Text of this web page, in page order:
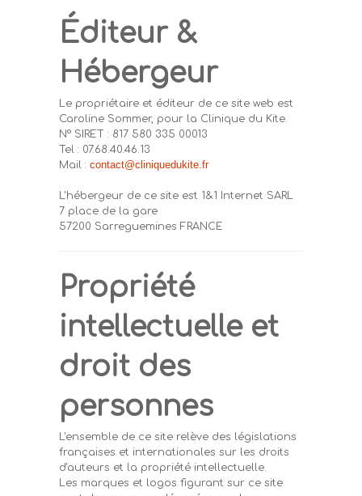
Éditeur &
Hébergeur
Le propriétaire et éditeur de ce site web est
Caroline Sommer, pour la Clinique du Kite.
N° SIRET : 817 580 335 00013
Tel : 07.68.40.46.13
Mail :contact@cliniquedukite.fr
L'hébergeur de ce site est 1&1 Internet SARL
7 place de la gare
57200 Sarreguemines FRANCE
Propriété
intellectuelle et
droit des
personnes
L'ensemble de ce site relève des législations
françaises et internationales sur les droits
d'auteurs et la propriété intellectuelle.
Les marques et logos figurant sur ce site